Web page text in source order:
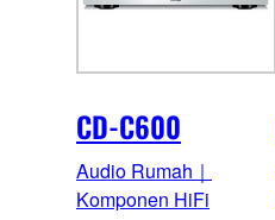
CD-C600
Audio Rumah｜
Komponen HiFi